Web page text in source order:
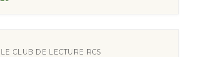
LE CLUB DE LECTURE RCS